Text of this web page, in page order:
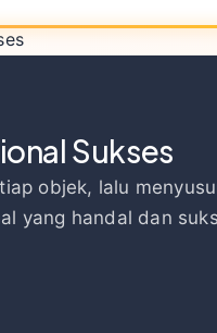
Sukses
objek, lalu
yang handal dan